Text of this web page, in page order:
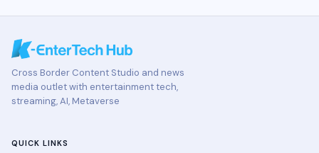
Cross Border Content Studio and news
media outlet with entertainment tech,
streaming, AI, Metaverse
QUICK LINKS